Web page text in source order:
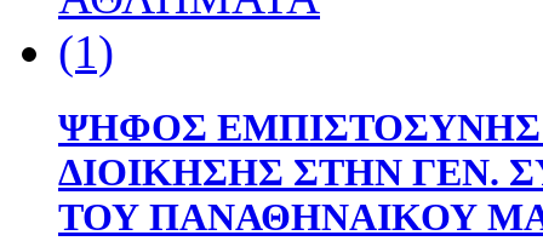
ΨΗΦΟΣ
ΔΙΟΙΚΗΣΗΣ ΣΤΗΝ ΓΕΝ.
ΤΟΥ ΠΑΝΑΘΗΝΑΙΚΟΥ